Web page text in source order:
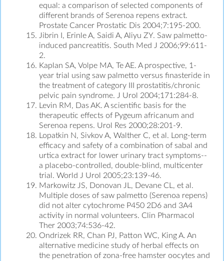
equal: a comparison of selected components of
different brands of Serenoa repens extract.
Prostate Cancer Prostatic Dis 2004;7:195-200.
Jibrin I, Erinle A, Saidi A, Aliyu ZY. Saw palmetto-
induced pancreatitis. South Med J 2006;99:611-
2.
Kaplan SA, Volpe MA, Te AE. A prospective, 1-
year trial using saw palmetto versus finasteride in
the treatment of category III prostatitis/chronic
pelvic pain syndrome. J Urol 2004;171:284-8.
Levin RM, Das AK. A scientific basis for the
therapeutic effects of Pygeum africanum and
Serenoa repens. Urol Res 2000;28:201-9.
Lopatkin N, Sivkov A, Walther C, et al. Long-term
efficacy and safety of a combination of sabal and
urtica extract for lower urinary tract symptoms--
a placebo-controlled, double-blind, multicenter
trial. World J Urol 2005;23:139-46.
Markowitz JS, Donovan JL, Devane CL, et al.
Multiple doses of saw palmetto (Serenoa repens)
did not alter cytochrome P450 2D6 and 3A4
activity in normal volunteers. Clin Pharmacol
Ther 2003;74:536-42.
Ondrizek RR, Chan PJ, Patton WC, King A. An
alternative medicine study of herbal effects on
the penetration of zona-free hamster oocytes and